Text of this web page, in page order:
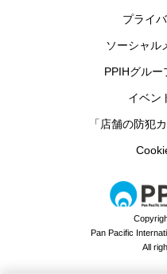
プライ
ソーシャル
PPIHグル
イベン
「店舗の防犯
Pan Pacific
All